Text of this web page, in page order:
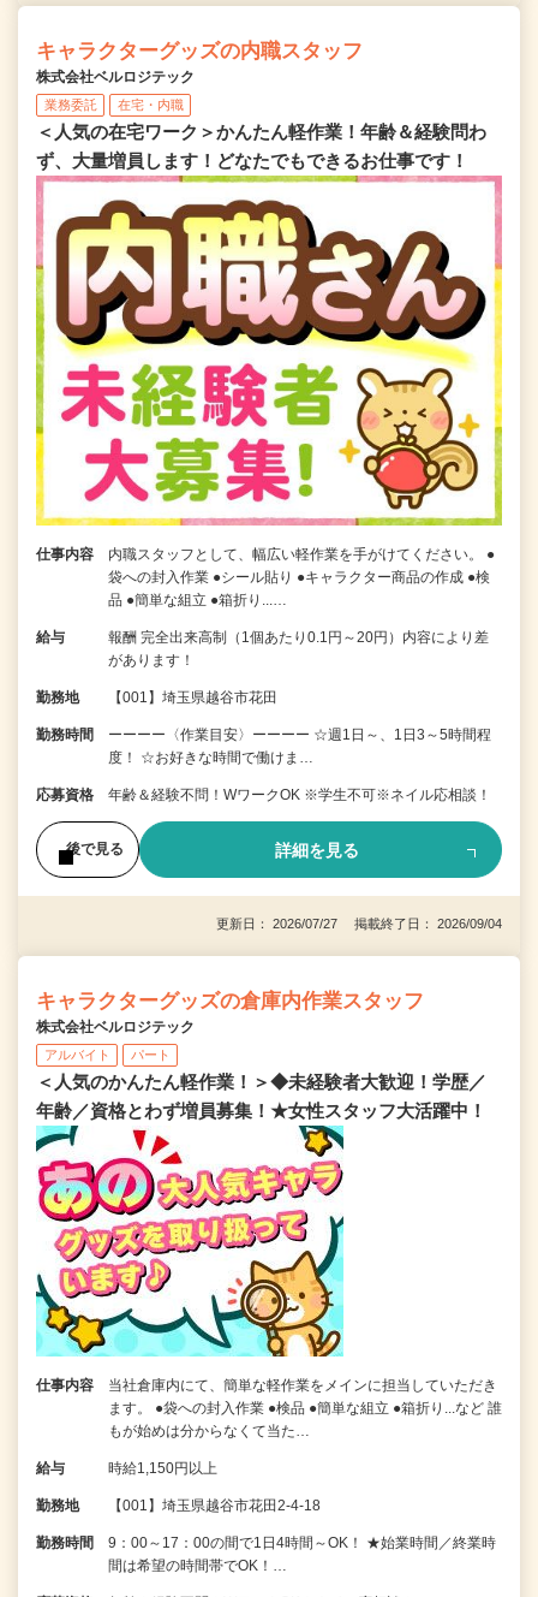
キャラクターグッズの内職スタッフ
株式会社ベルロジテック
業務委託 在宅・内職
＜人気の在宅ワーク＞かんたん軽作業！年齢＆経験問わ
ず、大量増員します！どなたでもできるお仕事です！
仕事内容
内職スタッフとして、幅広い軽作業を手がけてください。 ●
袋への封入作業 ●シール貼り ●キャラクター商品の作成 ●検
品 ●簡単な組立 ●箱折り...…
給与
報酬 完全出来高制（1個あたり0.1円～20円）内容により差
があります！
勤務地 【001】埼玉県越谷市花田
勤務時間
ーーーー〈作業目安〉ーーーー ☆週1日～、1日3～5時間程
度！ ☆お好きな時間で働けま…
応募資格 年齢＆経験不問！WワークOK ※学生不可※ネイル応相談！
後で見る 詳細を見る
更新日： 2026/07/27 掲載終了日： 2026/09/04
キャラクターグッズの倉庫内作業スタッフ
株式会社ベルロジテック
アルバイト パート
＜人気のかんたん軽作業！＞◆未経験者大歓迎！学歴／
年齢／資格とわず増員募集！★女性スタッフ大活躍中！
仕事内容
当社倉庫内にて、簡単な軽作業をメインに担当していただき
ます。 ●袋への封入作業 ●検品 ●簡単な組立 ●箱折り...など 誰
もが始めは分からなくて当た…
給与 時給1,150円以上
勤務地 【001】埼玉県越谷市花田2-4-18
勤務時間
9：00～17：00の間で1日4時間～OK！ ★始業時間／終業時
間は希望の時間帯でOK！…